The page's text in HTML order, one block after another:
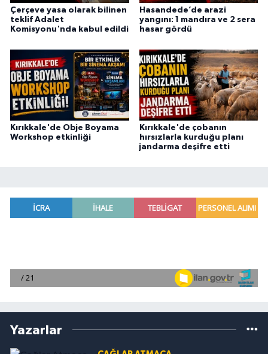
Çerçeve yasa olarak bilinen
teklif Adalet
Komisyonu'nda kabul edildi
Hasandede’de arazi
yangını: 1 mandıra ve 2 sera
hasar gördü
Kırıkkale'de Obje Boyama
Workshop etkinliği
Kırıkkale'de çobanın
hırsızlarla kurduğu planı
jandarma deşifre etti
Yazarlar